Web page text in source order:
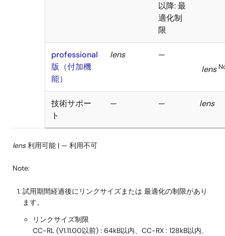
以降: 最
適化制
限
professional
版（付加機
能）
lens
—
lens
技術サポー
ト
— — lens
lens利用可能 | — 利用不可
Note:
試用期間経過後にリンクサイズまたは 最適化の制限があり
ます。
リンクサイズ制限
CC-RL (V1.11.00以前) : 64kB以内、CC-RX : 128kB以内、